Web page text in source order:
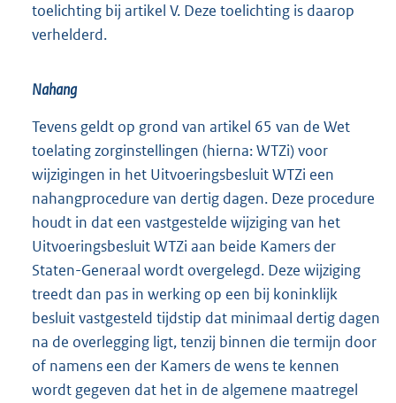
toelichting bij artikel V. Deze toelichting is daarop
verhelderd.
Nahang
Tevens geldt op grond van artikel 65 van de Wet
toelating zorginstellingen (hierna: WTZi) voor
wijzigingen in het Uitvoeringsbesluit WTZi een
nahangprocedure van dertig dagen. Deze procedure
houdt in dat een vastgestelde wijziging van het
Uitvoeringsbesluit WTZi aan beide Kamers der
Staten-Generaal wordt overgelegd. Deze wijziging
treedt dan pas in werking op een bij koninklijk
besluit vastgesteld tijdstip dat minimaal dertig dagen
na de overlegging ligt, tenzij binnen die termijn door
of namens een der Kamers de wens te kennen
wordt gegeven dat het in de algemene maatregel